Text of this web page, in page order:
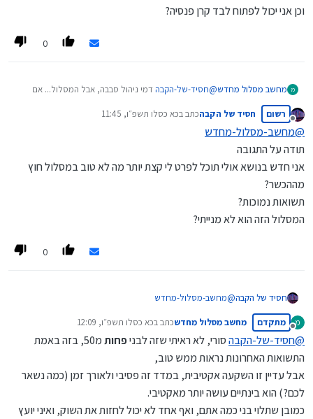
וכן אני יכול לפתוח לבד קרן פנסיה?
0
מ מחשב מסלול מחדש@חסיד-של-הקבהדמי ניהול סבבה, אבל המסלול... אם
וכמובן אני לא יועץ פנסיוני\השקעות וכו' אבל תברר..
מנותק
רשום חסיד של הקבהכתב בכא כסלו תשפ״ו, 11:45
נערך לאחרונה על ידי
@מחשב-מסלול-מחדש
תודה על התגובה
אני חדש בנושא אולי תוכל לפרט לי קצת יותר מה לא טוב במסלול חוץ
מההכשר?
תשואות נמוכות?
המסלול הזה הוא לא מנייתי?
0
חסיד של הקבה@מחשב-מסלול-מחדש
אני חדש בנושא אולי תוכל לפרט לי קצת יותר מה לא טוב במסלול
חוץ מההכשר?
המסלול הזה הוא לא מנייתי?
מ
מנותק
מתקדם מחשב מסלול מחדשכתב בכא כסלו תשפ״ו, 12:09
נערך לאחרונה על ידי
@חסיד-של-הקבהסורי, לא ראיתי שזה לבניפחות
מ50, בזה באמת
התשואות האחרונות נראות ממש טוב,
אבל עדיין זו השקעה אקטיבית, במדד זה פסיבי ולאורך זמן (כמה נשאר
לכם?) הוא בינתיים עושה יותר מאקטיבי.
כמובן שתלוי בני כמה אתם, ואף אחד לא יכול לחזות את השוק, ואיני יועץ